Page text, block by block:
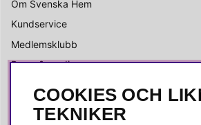
Om Svenska Hem
Kundservice
Medlemsklubb
Press & media
SOCIALA MEDIER
COOKIES OCH
TEKNIKER